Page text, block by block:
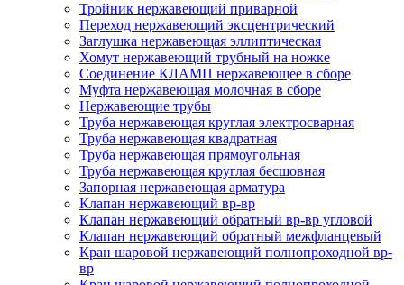
Тройник нержавеющий приварной
Переход нержавеющий эксцентрический
Заглушка нержавеющая эллиптическая
Хомут нержавеющий трубный на ножке
Соединение КЛАМП нержавеющее в сборе
Муфта нержавеющая молочная в сборе
Нержавеющие трубы
Труба нержавеющая круглая электросварная
Труба нержавеющая квадратная
Труба нержавеющая прямоугольная
Труба нержавеющая круглая бесшовная
Запорная нержавеющая арматура
Клапан нержавеющий вр-вр
Клапан нержавеющий обратный вр-вр угловой
Клапан нержавеющий обратный межфланцевый
Кран шаровой нержавеющий полнопроходной вр-
вр